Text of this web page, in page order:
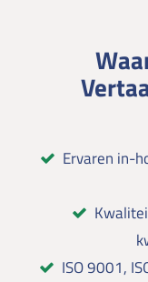
Ervaren in-
ISO 9001,